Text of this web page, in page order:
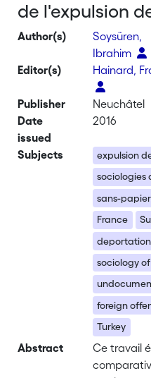
de l'expulsion
Author(s)
Soysüren,
Ibrahim
Editor(s)
Hainard,
Publisher
Neuchâtel
Date
issued
2016
Subjects
expulsion
sociologies
sans-
France
sociology
foreign
Turkey
Abstract
Ce travail